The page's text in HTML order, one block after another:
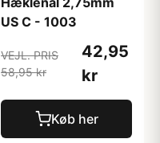
US C - 1003
VEJL. PRIS
58,95 kr
42,95
kr
Køb her